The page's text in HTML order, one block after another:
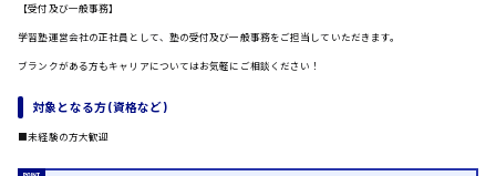
【受付及び一般事務】
学習塾運営会社の正社員として、塾の受付及び一般事務をご担当していただきます。
ブランクがある方もキャリアについてはお気軽にご相談ください！
対象となる方 (資格など)
■未経験の方大歓迎